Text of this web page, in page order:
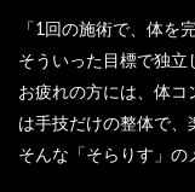
「1回の施術で、体を
そういった目標で独立
お疲れの方には、体
は手技だけの整体で、
そんな「そらりす」の